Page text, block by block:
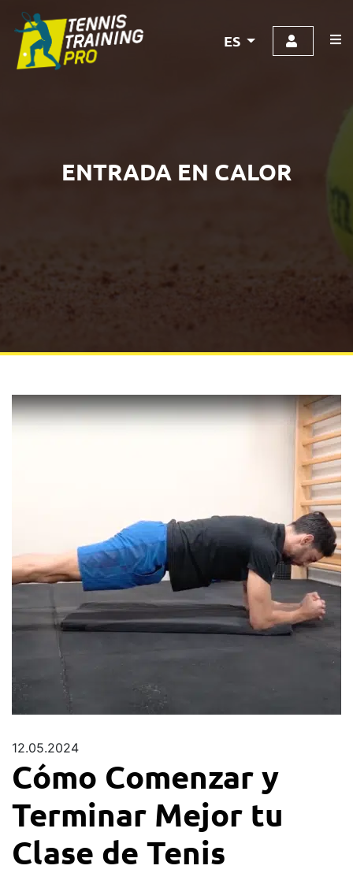
ES
ENTRADA EN CALOR
12.05.2024
Cómo Comenzar y
Terminar Mejor tu
Clase de Tenis